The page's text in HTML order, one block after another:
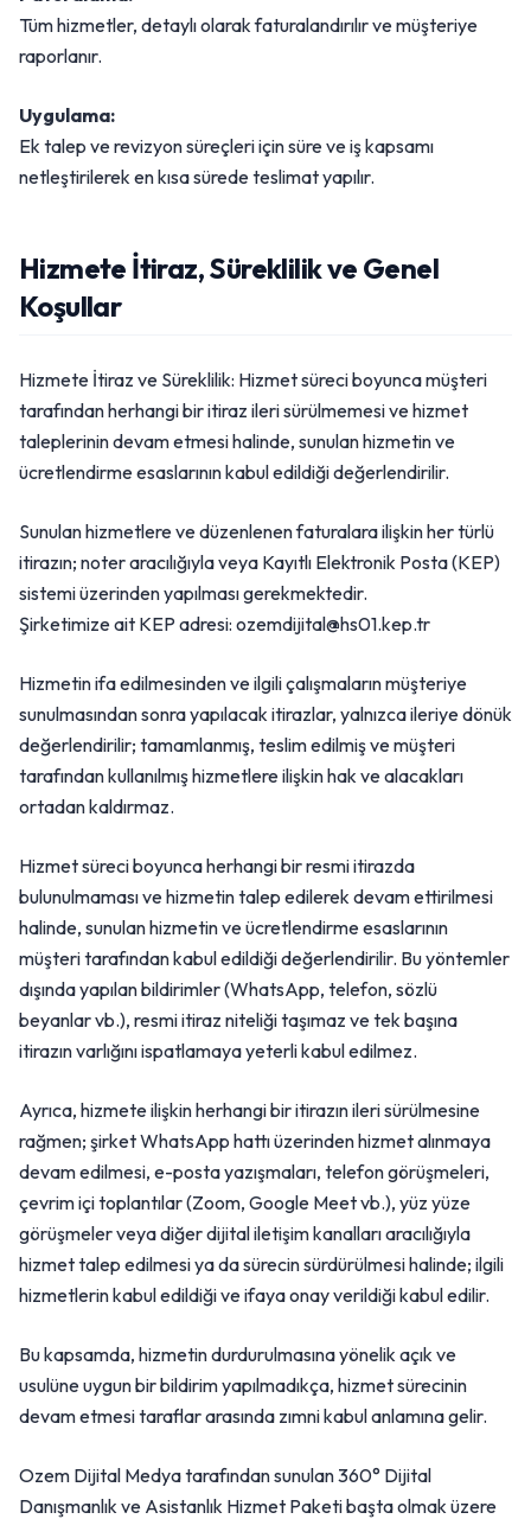
Tüm hizmetler, detaylı olarak faturalandırılır ve müşteriye
raporlanır.
Uygulama:
Ek talep ve revizyon süreçleri için süre ve iş kapsamı
netleştirilerek en kısa sürede teslimat yapılır.
Hizmete İtiraz, Süreklilik ve Genel
Koşullar
Hizmete İtiraz ve Süreklilik: Hizmet süreci boyunca müşteri
tarafından herhangi bir itiraz ileri sürülmemesi ve hizmet
taleplerinin devam etmesi halinde, sunulan hizmetin ve
ücretlendirme esaslarının kabul edildiği değerlendirilir.
Sunulan hizmetlere ve düzenlenen faturalara ilişkin her türlü
itirazın; noter aracılığıyla veya Kayıtlı Elektronik Posta (KEP)
sistemi üzerinden yapılması gerekmektedir.
Şirketimize ait KEP adresi: ozemdijital@hs01.kep.tr
Hizmetin ifa edilmesinden ve ilgili çalışmaların müşteriye
sunulmasından sonra yapılacak itirazlar, yalnızca ileriye dönük
değerlendirilir; tamamlanmış, teslim edilmiş ve müşteri
tarafından kullanılmış hizmetlere ilişkin hak ve alacakları
ortadan kaldırmaz.
Hizmet süreci boyunca herhangi bir resmi itirazda
bulunulmaması ve hizmetin talep edilerek devam ettirilmesi
halinde, sunulan hizmetin ve ücretlendirme esaslarının
müşteri tarafından kabul edildiği değerlendirilir. Bu yöntemler
dışında yapılan bildirimler (WhatsApp, telefon, sözlü
beyanlar vb.), resmi itiraz niteliği taşımaz ve tek başına
itirazın varlığını ispatlamaya yeterli kabul edilmez.
Ayrıca, hizmete ilişkin herhangi bir itirazın ileri sürülmesine
rağmen; şirket WhatsApp hattı üzerinden hizmet alınmaya
devam edilmesi, e-posta yazışmaları, telefon görüşmeleri,
çevrim içi toplantılar (Zoom, Google Meet vb.), yüz yüze
görüşmeler veya diğer dijital iletişim kanalları aracılığıyla
hizmet talep edilmesi ya da sürecin sürdürülmesi halinde; ilgili
hizmetlerin kabul edildiği ve ifaya onay verildiği kabul edilir.
Bu kapsamda, hizmetin durdurulmasına yönelik açık ve
usulüne uygun bir bildirim yapılmadıkça, hizmet sürecinin
devam etmesi taraflar arasında zımni kabul anlamına gelir.
Ozem Dijital Medya tarafından sunulan 360° Dijital
Danışmanlık ve Asistanlık Hizmet Paketi başta olmak üzere